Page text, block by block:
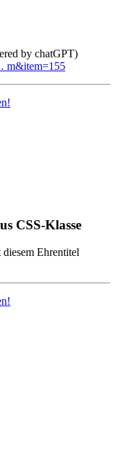
by chatGPT)
m&item=155
CSS-Klasse
Ehrentitel